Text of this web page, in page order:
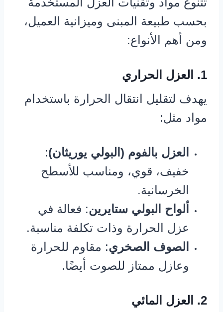
بحسب طبيعة المبنى وميزانية العميل،
ومن أهم الأنواع:
1. العزل الحراري
يهدف لتقليل انتقال الحرارة باستخدام
مواد مثل:
العزل بالفوم (البولي يوريثان):
خفيف، قوي، ومناسب للأسطح
الخرسانية.
ألواح البولي ستايرين: فعالة في
عزل الحرارة وذات تكلفة مناسبة.
الصوف الصخري: مقاوم للحرارة
وعازل ممتاز للصوت أيضًا.
2. العزل المائي